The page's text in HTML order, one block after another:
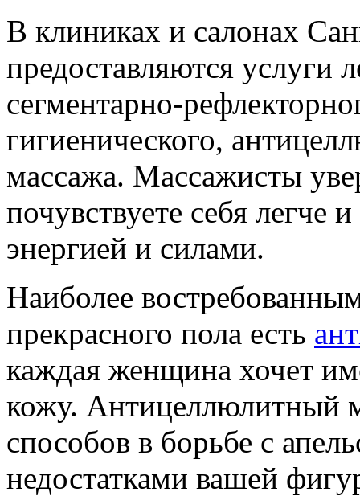
В клиниках и салонах
предоставляются услуги
сегментарно-
гигиенического,
массажа. Массажисты
почувствуете себя легче
энергией и силами.
Наиболее
прекрасного пола есть
каждая женщина хочет
кожу. Антицеллюлитный
способов в борьбе с
недостатками вашей